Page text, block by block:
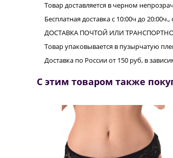
Товар доставляется в черном
Бесплатная доставка с 10:00ч до
ДОСТАВКА ПОЧТОЙ ИЛИ
Товар упаковывается в пузырчатую
Доставка по России от 150 руб, в
С этим товаром также